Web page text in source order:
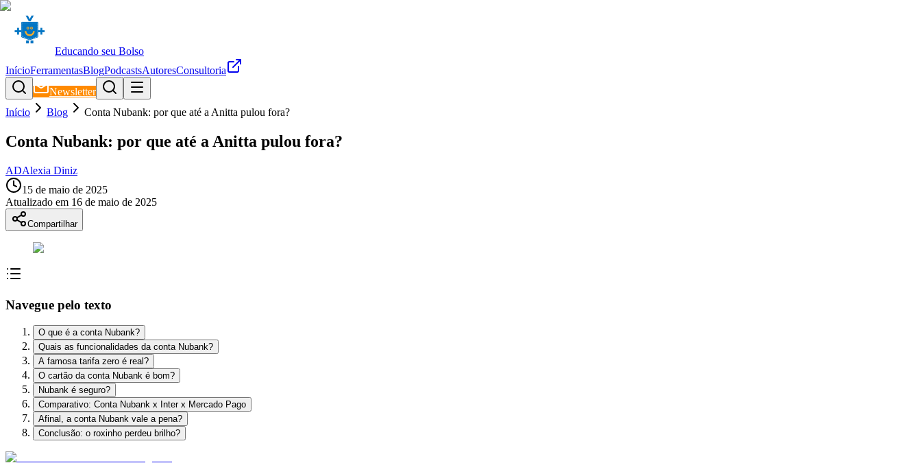
Educando seu Bolso
InícioFerramentasBlogPodcastsAutoresConsultoria
Newsletter
Início
Blog Conta Nubank: por que até a Anitta pulou fora?
Conta Nubank: por que até a Anitta pulou fora?
ADAlexia Diniz
15 de maio de 2025
Atualizado em 16 de maio de 2025
Compartilhar
Navegue pelo texto
O que é a conta Nubank?
Quais as funcionalidades da conta Nubank?
A famosa tarifa zero é real?
O cartão da conta Nubank é bom?
Nubank é seguro?
Comparativo: Conta Nubank x Inter x Mercado Pago
Afinal, a conta Nubank vale a pena?
Conclusão: o roxinho perdeu brilho?